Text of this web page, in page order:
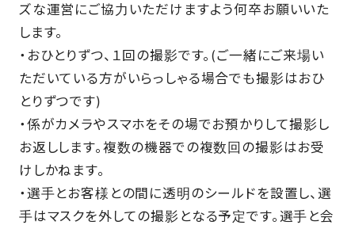
ズな運営にご協力いただけますよう何卒お願いいた
します。
・おひとりずつ、１回の撮影です。(ご一緒にご来場い
ただいている方がいらっしゃる場合でも撮影はおひ
とりずつです)
・係がカメラやスマホをその場でお預かりして撮影し
お返しします。複数の機器での複数回の撮影はお受
けしかねます。
・選手とお客様との間に透明のシールドを設置し、選
手はマスクを外しての撮影となる予定です。選手と会